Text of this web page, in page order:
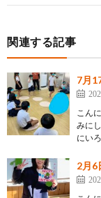
関連する記事
7月
こん
みに
にい
2月6